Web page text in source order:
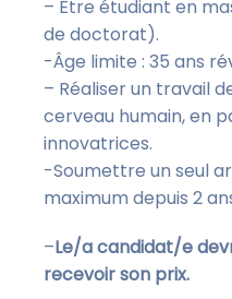
– Être étudiant en
de doctorat).
-Âge limite : 35 ans
– Réaliser un travail
cerveau humain, en
innovatrices.
-Soumettre un seul
maximum depuis 2
–Le/a candidat/e
recevoir son prix.